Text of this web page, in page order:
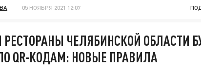
05 НОЯБРЯ 2021 12:07
РЕСТОРАНЫ ЧЕЛЯБИНСКОЙ ОБЛАСТИ
QR-КОДАМ: НОВЫЕ ПРАВИЛА